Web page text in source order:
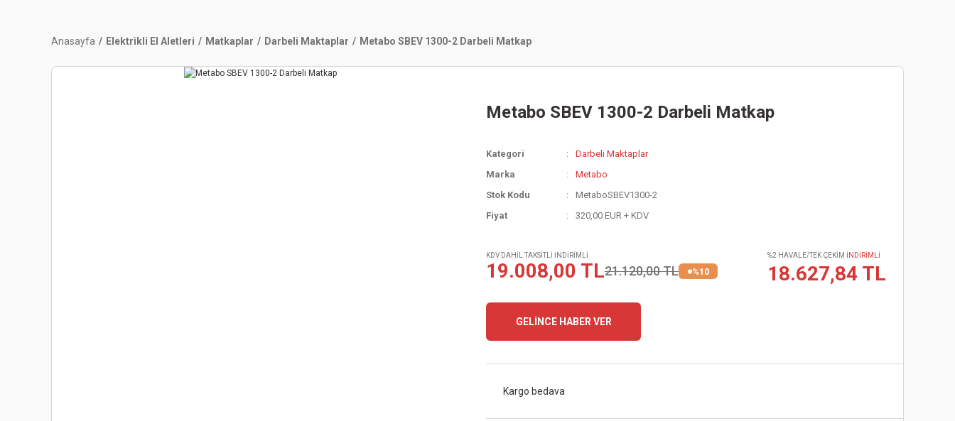
Anasayfa Elektrikli El Aletleri Matkaplar Darbeli Maktaplar Metabo SBEV 1300-2 Darbeli Matkap
Metabo SBEV 1300-2 Darbeli Matkap
Kategori
Darbeli Maktaplar
Marka
Metabo
Stok Kodu
MetaboSBEV1300-2
Fiyat
320,00 EUR + KDV
KDV DAHİL TAKSİTLİ İNDİRİMLİ
19.008,00 TL21.120,00 TL %10
%2 HAVALE/TEK ÇEKİM İNDİRİMLİ
18.627,84 TL
GELİNCE HABER VER
Kargo bedava